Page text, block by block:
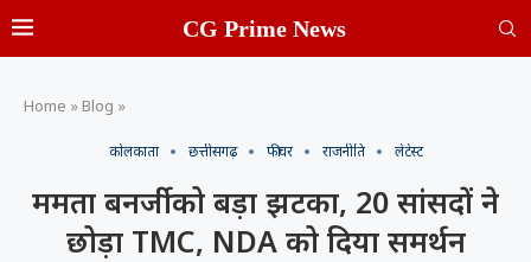
CG Prime News
Home » Blog »
कोलकाता छत्तीसगढ़ फीचर राजनीति लेटेस्ट
ममता बनर्जी को बड़ा झटका, 20 सांसदों ने
छोड़ा TMC, NDA को दिया समर्थन